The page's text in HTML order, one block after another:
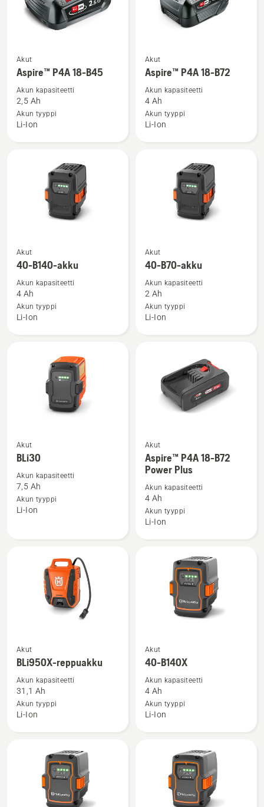
Katso
lisätietoja
Aspire™
P4A
18-
Akut
Aspire™ P4A 18-B45
Akun kapasiteetti
2,5 Ah
Akun tyyppi
Li-Ion
Katso
lisätietoja
Aspire™
P4A
18-
Akut
Aspire™ P4A 18-B72
Akun kapasiteetti
4 Ah
Akun tyyppi
Li-Ion
Katso
lisätietoja
40-
B140-
akku
Akut
40-B140-akku
Akun kapasiteetti
4 Ah
Akun tyyppi
Li-Ion
Katso
lisätietoja
40-
B70-
akku
Akut
40-B70-akku
Akun kapasiteetti
2 Ah
Akun tyyppi
Li-Ion
Katso
lisätietoja
tuotteesta
BLi30
Akut
BLi30
Akun kapasiteetti
7,5 Ah
Akun tyyppi
Li-Ion
Katso
lisätietoja
tuotteesta
Aspire™
P4A
18-
Akut
Aspire™ P4A 18-B72
Power Plus
Akun kapasiteetti
4 Ah
Akun tyyppi
Li-Ion
Katso
lisätietoja
BLi950X-
reppuakku
Akut
BLi950X-reppuakku
Akun kapasiteetti
31,1 Ah
Akun tyyppi
Li-Ion
Katso
lisätietoja
40-
B140X
Akut
40-B140X
Akun kapasiteetti
4 Ah
Akun tyyppi
Li-Ion